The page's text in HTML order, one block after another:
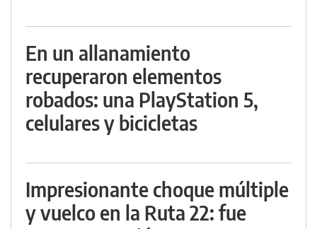
En un allanamiento
recuperaron elementos
robados: una PlayStation 5,
celulares y bicicletas
Impresionante choque múltiple
y vuelco en la Ruta 22: fue